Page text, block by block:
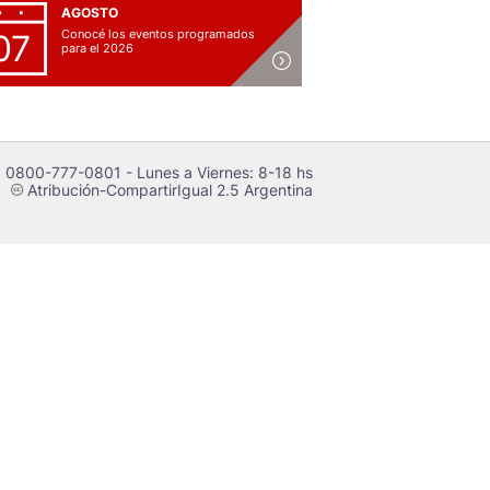
AGOSTO
Conocé los eventos programados
para el 2026
0800-777-0801 - Lunes a Viernes: 8-18 hs
cAtribución-CompartirIgual 2.5 Argentina